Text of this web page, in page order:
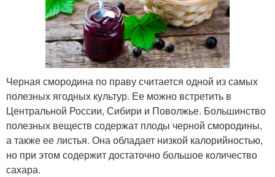
Черная смородина по праву считается одной из самых
полезных ягодных культур. Ее можно встретить в
Центральной России, Сибири и Поволжье. Большинство
полезных веществ содержат плоды черной смородины,
а также ее листья. Она обладает низкой калорийностью,
но при этом содержит достаточно большое количество
сахара.